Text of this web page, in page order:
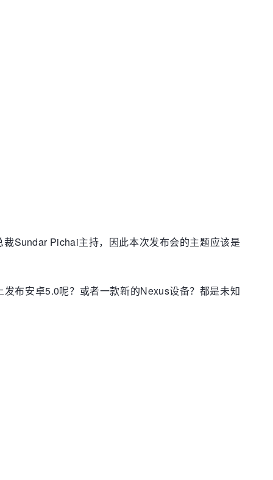
Sundar Pichai主持，因此本次发布会的主题应该是
布安卓5.0呢？或者一款新的Nexus设备？都是未知